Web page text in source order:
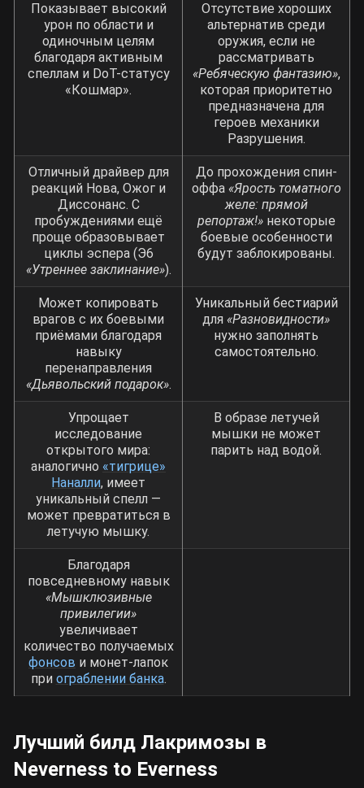
Показывает высокий
урон по области и
одиночным целям
благодаря активным
спеллам и DoT-статусу
«Кошмар».
Отсутствие хороших
альтернатив среди
оружия, если не
рассматривать
«Ребяческую фантазию»,
которая приоритетно
предназначена для
героев механики
Разрушения.
Отличный драйвер для
реакций Нова, Ожог и
Диссонанс. С
пробуждениями ещё
проще образовывает
циклы эспера (Э6
«Утреннее заклинание»).
До прохождения спин-
оффа «Ярость томатного
желе: прямой
репортаж!»некоторые
боевые особенности
будут заблокированы.
Может копировать
врагов с их боевыми
приёмами благодаря
навыку
перенаправления
«Дьявольский подарок».
Уникальный бестиарий
для «Разновидности»
нужно заполнять
самостоятельно.
Упрощает
исследование
открытого мира:
аналогично «тигрице»
Наналли, имеет
уникальный спелл —
может превратиться в
летучую мышку.
В образе летучей
мышки не может
парить над водой.
Благодаря
повседневному навык
«Мышклюзивные
привилегии»
увеличивает
количество получаемых
фонсов и монет-лапок
при ограблении банка.
Лучший билд Лакримозы в
Neverness to Everness